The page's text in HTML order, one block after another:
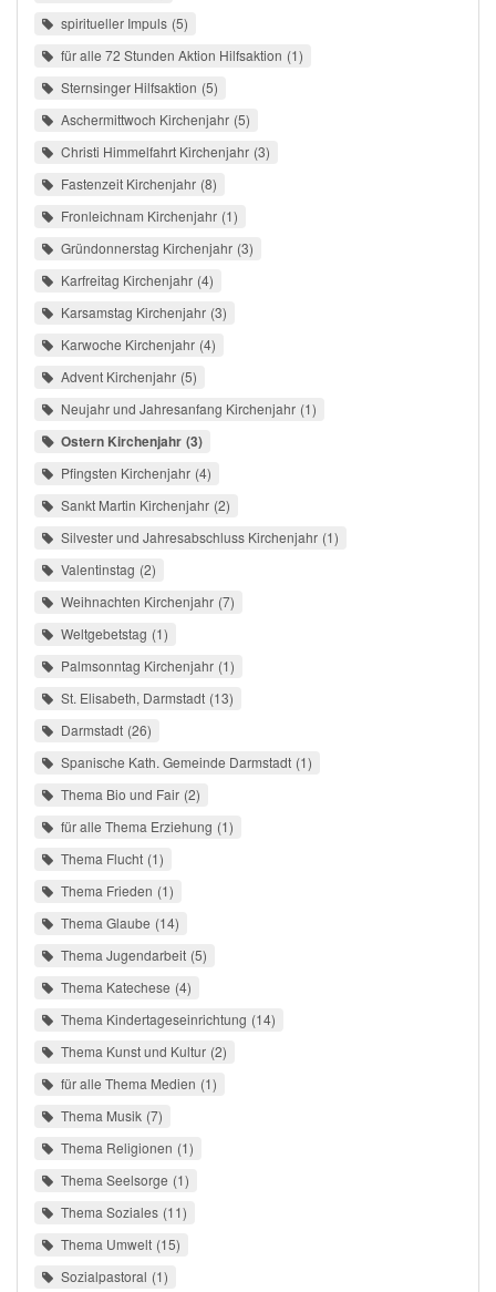
spiritueller Impuls 5
für alle 72 Stunden Aktion Hilfsaktion 1
Sternsinger Hilfsaktion 5
Aschermittwoch Kirchenjahr 5
Christi Himmelfahrt Kirchenjahr 3
Fastenzeit Kirchenjahr 8
Fronleichnam Kirchenjahr 1
Gründonnerstag Kirchenjahr 3
Karfreitag Kirchenjahr 4
Karsamstag Kirchenjahr 3
Karwoche Kirchenjahr 4
Advent Kirchenjahr 5
Neujahr und Jahresanfang Kirchenjahr 1
Ostern Kirchenjahr 3
Pfingsten Kirchenjahr 4
Sankt Martin Kirchenjahr 2
Silvester und Jahresabschluss Kirchenjahr 1
Valentinstag 2
Weihnachten Kirchenjahr 7
Weltgebetstag 1
Palmsonntag Kirchenjahr 1
St. Elisabeth, Darmstadt 13
Darmstadt 26
Spanische Kath. Gemeinde Darmstadt 1
Thema Bio und Fair 2
für alle Thema Erziehung 1
Thema Flucht 1
Thema Frieden 1
Thema Glaube 14
Thema Jugendarbeit 5
Thema Katechese 4
Thema Kindertageseinrichtung 14
Thema Kunst und Kultur 2
für alle Thema Medien 1
Thema Musik 7
Thema Religionen 1
Thema Seelsorge 1
Thema Soziales 11
Thema Umwelt 15
Sozialpastoral 1